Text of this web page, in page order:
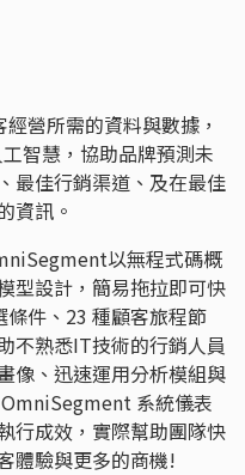
營所需的資料與數據，
智慧，協助品牌預測未
最佳行銷渠道、及在最佳
資訊。
以無程式碼概
型設計，簡易拖拉即可快
件、23 種顧客旅程節
不熟悉IT技術的行銷人員
像、迅速運用分析模組與
系統儀表
行成效，實際幫助團隊快
體驗與更多的商機!